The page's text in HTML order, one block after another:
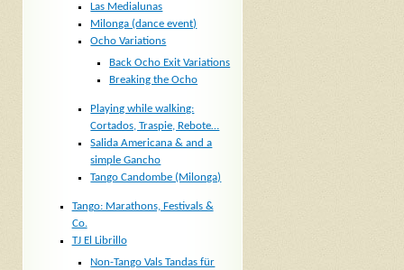
Las Medialunas
Milonga (dance event)
Ocho Variations
Back Ocho Exit Variations
Breaking the Ocho
Playing while walking:
Cortados, Traspie, Rebote…
Salida Americana & and a
simple Gancho
Tango Candombe (Milonga)
Tango: Marathons, Festivals &
Co.
TJ El Librillo
Non-Tango Vals Tandas für